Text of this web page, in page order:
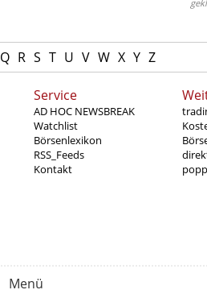
Q R S T U V W X Y Z
Service
AD HOC NEWSBREAK
Watchlist
Börsenlexikon
RSS_Feeds
Kontakt
Menü